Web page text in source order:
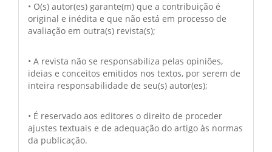
• O(s) autor(es) garante(m) que a contribuição é
original e inédita e que não está em processo de
avaliação em outra(s) revista(s);
• A revista não se responsabiliza pelas opiniões,
ideias e conceitos emitidos nos textos, por serem de
inteira responsabilidade de seu(s) autor(es);
• É reservado aos editores o direito de proceder
ajustes textuais e de adequação do artigo às normas
da publicação.